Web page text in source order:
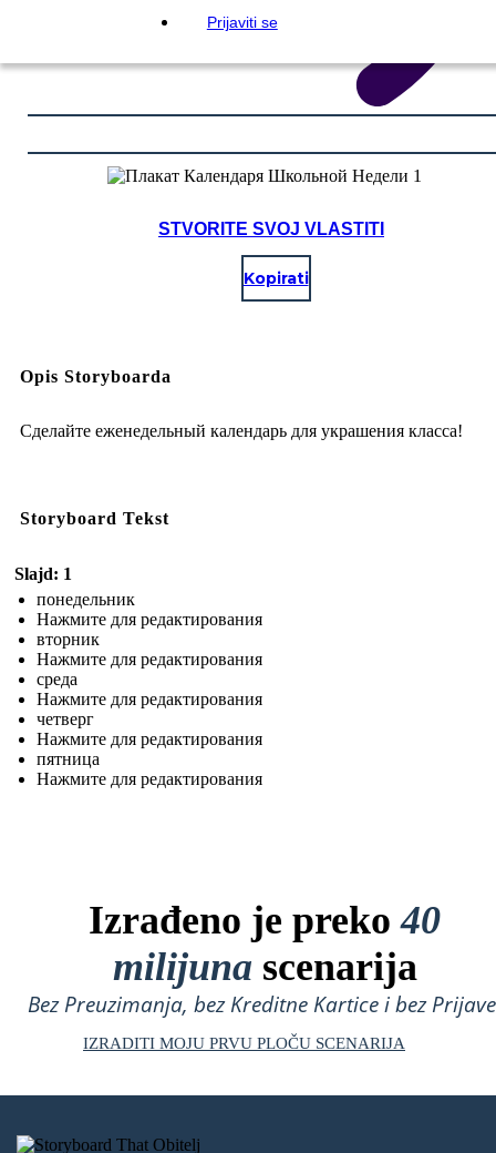
Prijaviti se
STVORITE SVOJ VLASTITI
Kopirati
Opis Storyboarda
Сделайте еженедельный календарь для украшения класса!
Storyboard Tekst
Slajd: 1
понедельник
Нажмите для редактирования
вторник
Нажмите для редактирования
среда
Нажмите для редактирования
четверг
Нажмите для редактирования
пятница
Нажмите для редактирования
Izrađeno je preko40
milijuna scenarija
Bez Preuzimanja, bez Kreditne Kartice i bez
IZRADITI MOJU PRVU PLOČU SCENARIJA